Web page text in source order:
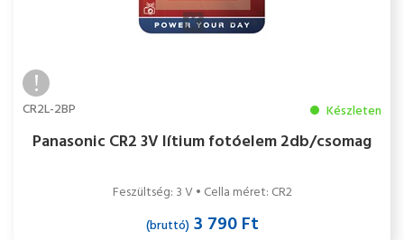
CR2L-2BP Készleten
Panasonic CR2 3V lítium fotóelem 2db/csomag
Feszültség: 3 V • Cella méret: CR2
(bruttó)3 790 Ft